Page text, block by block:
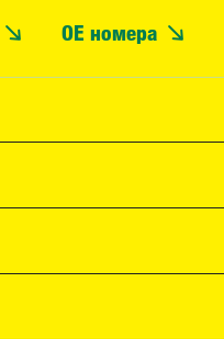
OE номера